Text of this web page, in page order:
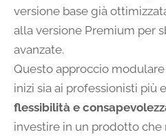
versione base già
alla versione Premium per
avanzate.
Questo approccio
inizi sia ai professionisti più
flessibilità e
investire in un prodotto che